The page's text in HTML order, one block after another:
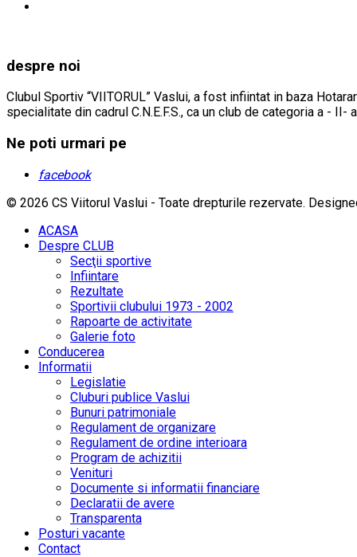
despre noi
Clubul Sportiv “VIITORUL” Vaslui, a fost infiintat in baza
specialitate din cadrul C.N.E.F.S., ca un club de categoria a -
Ne poti urmari pe
facebook
© 2026 CS Viitorul Vaslui - Toate drepturile rezervate.
ACASA
Despre CLUB
Secţii sportive
Infiintare
Rezultate
Sportivii clubului 1973 - 2002
Rapoarte de activitate
Galerie foto
Conducerea
Informatii
Legislatie
Cluburi publice Vaslui
Bunuri patrimoniale
Regulament de organizare
Regulament de ordine interioara
Program de achizitii
Venituri
Documente si informatii financiare
Declaratii de avere
Transparenta
Posturi vacante
Contact